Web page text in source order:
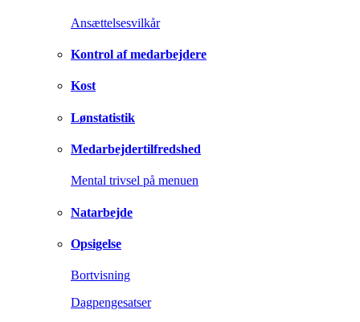
Ansættelsesvilkår
Kontrol af medarbejdere
Kost
Lønstatistik
Medarbejdertilfredshed
Mental trivsel på menuen
Natarbejde
Opsigelse
Bortvisning
Dagpengesatser